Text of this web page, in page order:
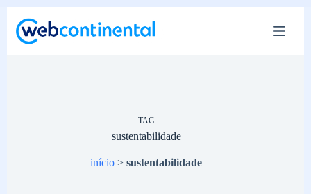
para
TAG
sustentabilidade
início >sustentabilidade